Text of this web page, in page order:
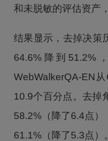
和未脱敏的评估资产
结果显示，去掉决策
64.6%降到51.2%
WebWalkerQA-EN
10.9个百分点。去掉
58.2%（降了6.4点）
61.1%（降了5.3点）。